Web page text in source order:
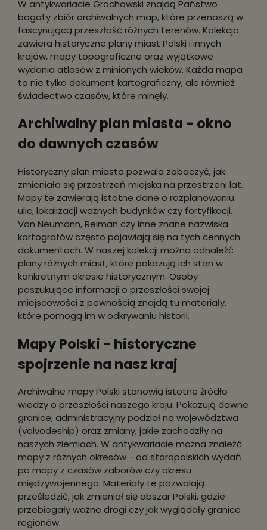
W antykwariacie Grochowski znajdą Państwo
bogaty zbiór archiwalnych map, które przenoszą w
fascynującą przeszłość różnych terenów. Kolekcja
zawiera historyczne plany miast Polski i innych
krajów, mapy topograficzne oraz wyjątkowe
wydania atlasów z minionych wieków. Każda mapa
to nie tylko dokument kartograficzny, ale również
świadectwo czasów, które minęły.
Archiwalny plan miasta - okno
do dawnych czasów
Historyczny plan miasta pozwala zobaczyć, jak
zmieniała się przestrzeń miejska na przestrzeni lat.
Mapy te zawierają istotne dane o rozplanowaniu
ulic, lokalizacji ważnych budynków czy fortyfikacji.
Von Neumann, Reiman czy inne znane nazwiska
kartografów często pojawiają się na tych cennych
dokumentach. W naszej kolekcji można odnaleźć
plany różnych miast, które pokazują ich stan w
konkretnym okresie historycznym. Osoby
poszukujące informacji o przeszłości swojej
miejscowości z pewnością znajdą tu materiały,
które pomogą im w odkrywaniu historii.
Mapy Polski - historyczne
spojrzenie na nasz kraj
Archiwalne mapy Polski stanowią istotne źródło
wiedzy o przeszłości naszego kraju. Pokazują dawne
granice, administracyjny podział na województwa
(voivodeship) oraz zmiany, jakie zachodziły na
naszych ziemiach. W antykwariacie można znaleźć
mapy z różnych okresów - od staropolskich wydań
po mapy z czasów zaborów czy okresu
międzywojennego. Materiały te pozwalają
prześledzić, jak zmieniał się obszar Polski, gdzie
przebiegały ważne drogi czy jak wyglądały granice
regionów.